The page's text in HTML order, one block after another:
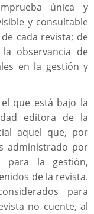
única y
y consultable
cada revista; de
observancia de
en la gestión y
que está bajo la
editora de la
aquel que, por
administrado por
para la gestión,
de la revista.
para
no cuente, al